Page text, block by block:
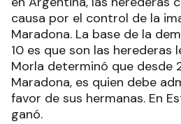
causa por el control de la
Maradona. La base de la
10 es que son las herederas
Morla determinó que desde
Maradona, es quien debe
favor de sus hermanas. En
ganó.